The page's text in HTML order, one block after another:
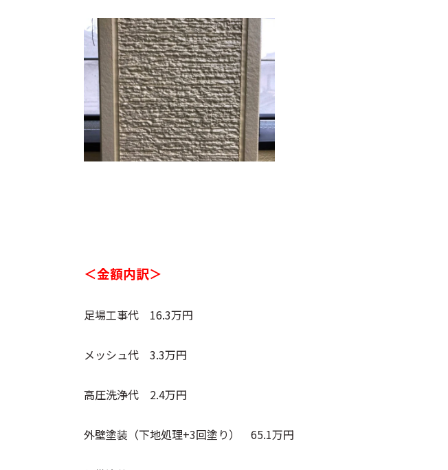
＜金額内訳＞
足場工事代 16.3万円
メッシュ代 3.3万円
高圧洗浄代 2.4万円
外壁塗装（下地処理+3回塗り） 65.1万円